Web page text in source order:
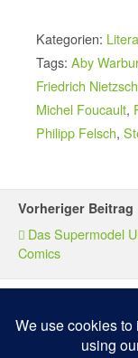
Kategorien:
Tags: Aby
Friedrich
Michel Foucault,
Philipp Felsch,
Vorheriger Beitrag
Das Supermodel
Comics